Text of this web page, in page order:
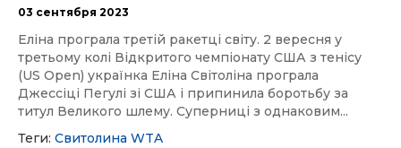
03 сентября 2023
Еліна програла третій ракетці світу. 2 вересня у
третьому колі Відкритого чемпіонату США з тенісу
(US Open) українка Еліна Світоліна програла
Джессіці Пегулі зі США і припинила боротьбу за
титул Великого шлему. Суперниці з однаковим...
Теги: Свитолина WTA